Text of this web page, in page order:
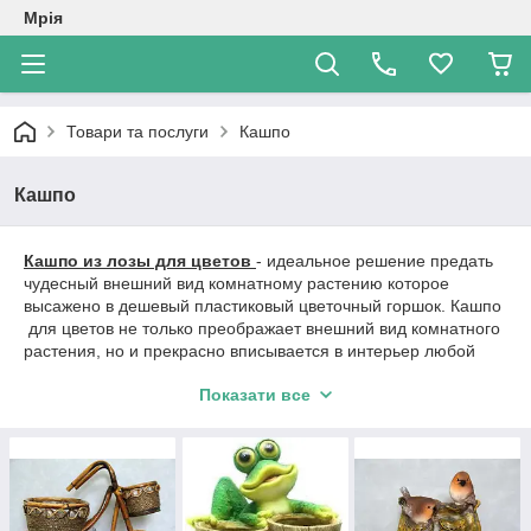
Мрія
Товари та послуги Кашпо
Кашпо
Кашпо из лозы для цветов​ - идеальное решение предать
чудесный внешний вид комнатному растению которое
высажено в дешевый пластиковый цветочный горшок. Кашпо
для цветов не только преображает внешний вид комнатного
растения, но и прекрасно вписывается в интерьер любой
Кашпо для цветов самых различных форм и
. Если Вы хотите купить кашпо для цветов, то мы с
большим удовольствием представим вашему вниманию
кашпо из лозы, из керамики и пласт керамики для цветов
различных форм и размеров.
Показати все